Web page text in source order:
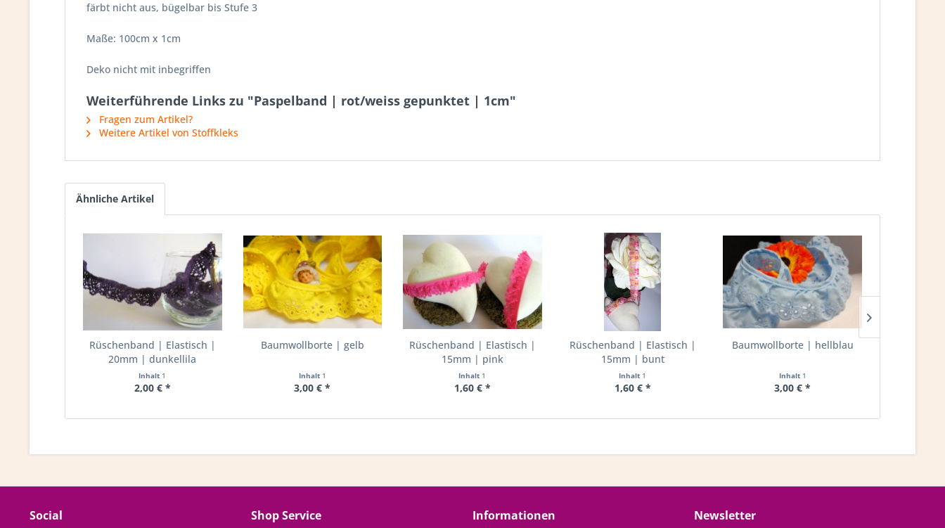
färbt nicht aus, bügelbar bis Stufe 3
Maße: 100cm x 1cm
Deko nicht mit inbegriffen
Weiterführende Links zu "Paspelband | rot/weiss gepunktet | 1cm"
Fragen zum Artikel?
Weitere Artikel von Stoffkleks
Ähnliche Artikel
Rüschenband | Elastisch |
20mm | dunkellila
Inhalt 1
2,00 € *
Baumwollborte | gelb
Inhalt 1
3,00 € *
Rüschenband | Elastisch |
15mm | pink
Inhalt 1
1,60 € *
Rüschenband | Elastisch |
15mm | bunt
Inhalt 1
1,60 € *
Baumwollborte | hellblau
Inhalt 1
3,00 € *
Social Shop Service Informationen Newsletter